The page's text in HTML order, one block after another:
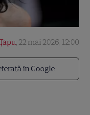
în Google
, 22 mai 2026, 12:00